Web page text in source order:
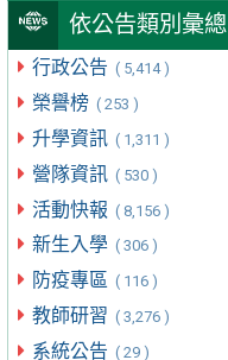
依公告類別彙總
行政公告 ( 5,414 )
榮譽榜 ( 253 )
升學資訊 ( 1,311 )
營隊資訊 ( 530 )
活動快報 ( 8,156 )
新生入學 ( 306 )
防疫專區 ( 116 )
教師研習 ( 3,276 )
系統公告 ( 29 )